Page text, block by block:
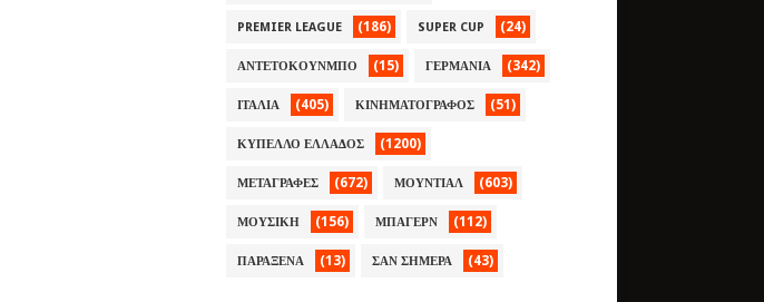
PREMIER LEAGUE (186) SUPER CUP (24)
ΑΝΤΕΤΟΚΟΥΝΜΠΟ (15) ΓΕΡΜΑΝΙΑ (342)
ΙΤΑΛΙΑ (405) ΚΙΝΗΜΑΤΟΓΡΑΦΟΣ (51)
ΚΥΠΕΛΛΟ ΕΛΛΑΔΟΣ (1200)
ΜΕΤΑΓΡΑΦΕΣ (672) ΜΟΥΝΤΙΑΛ (603)
ΜΟΥΣΙΚΗ (156) ΜΠΑΓΕΡΝ (112)
ΠΑΡΑΞΕΝΑ (13) ΣΑΝ ΣΗΜΕΡΑ (43)